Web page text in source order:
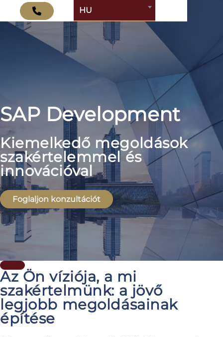
HU
SAP Development
Kiemelkedő megoldások
szakértelemmel és
innovációval
Foglaljon konzultációt
Az Ön víziója, a mi
szakértelmünk: a jövő
legjobb megoldásainak
építése